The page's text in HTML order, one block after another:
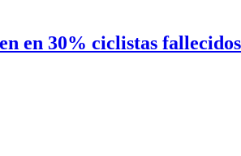
en 30% ciclistas fallecidos